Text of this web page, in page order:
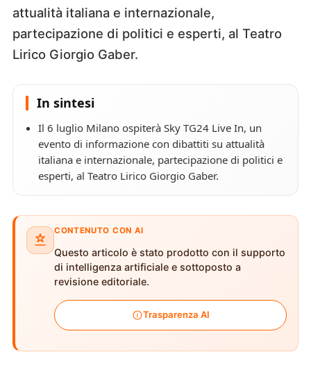
attualità italiana e internazionale,
partecipazione di politici e esperti, al Teatro
Lirico Giorgio Gaber.
In sintesi
Il 6 luglio Milano ospiterà Sky TG24 Live In, un
evento di informazione con dibattiti su attualità
italiana e internazionale, partecipazione di politici e
esperti, al Teatro Lirico Giorgio Gaber.
CONTENUTO CON AI
Questo articolo è stato prodotto con il supporto
di intelligenza artificiale e sottoposto a
revisione editoriale.
Trasparenza AI